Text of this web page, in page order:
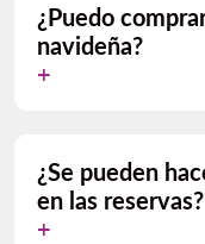
¿Puedo
navideña?
¿Se pueden
en las reservas?